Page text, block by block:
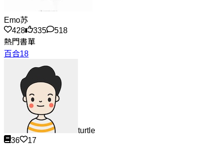
Emo苏
428
335
518
熱門書單
百合18
turtle
36
17